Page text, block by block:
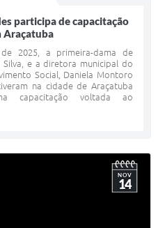
participa de capacitação
Araçatuba
2025, a primeira-dama de
e a diretora municipal do
Social, Daniela Montoro
na cidade de Araçatuba
capacitação voltada ao
NOV
14